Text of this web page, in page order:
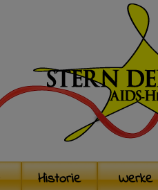
Historie Werke